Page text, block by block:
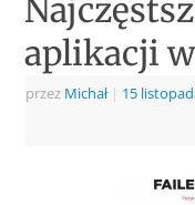
aplikacji
przez Michał | 15